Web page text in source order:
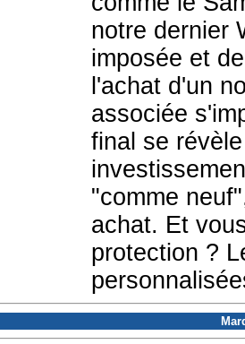
notre dernier
imposée et
l'achat d'un
associée
final se
"comme
achat. Et
protection ?